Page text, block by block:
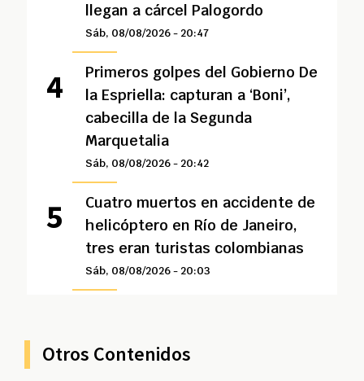
llegan a cárcel Palogordo
Sáb, 08/08/2026 - 20:47
Primeros golpes del Gobierno De
la Espriella: capturan a ‘Boni’,
cabecilla de la Segunda
Marquetalia
Sáb, 08/08/2026 - 20:42
Cuatro muertos en accidente de
helicóptero en Río de Janeiro,
tres eran turistas colombianas
Sáb, 08/08/2026 - 20:03
Otros Contenidos